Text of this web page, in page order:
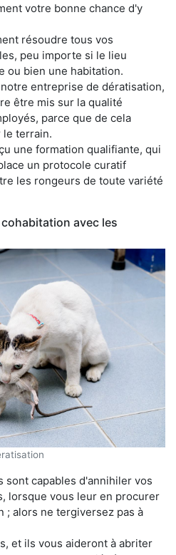
votre bonne chance d'y
résoudre tous vos
peu importe si le lieu
ou bien une habitation.
entreprise de dératisation,
être mis sur la qualité
parce que de cela
terrain.
une formation qualifiante, qui
un protocole curatif
les rongeurs de toute variété
avec les
sont capables d'annihiler vos
lorsque vous leur en procurer
; alors ne tergiversez pas à
et ils vous aideront à abriter